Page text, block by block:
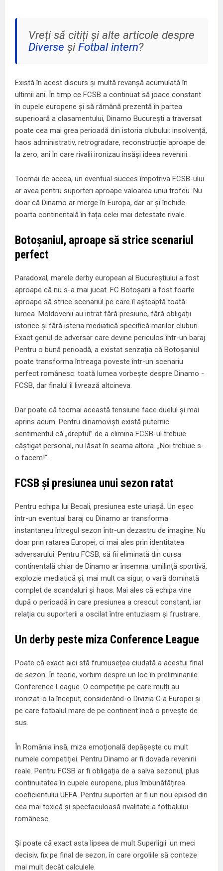
Vreți să citiți și alte articole despre
Diverse șiFotbal intern?
Există în acest discurs și multă revanșă acumulată în
ultimii ani. În timp ce FCSB a continuat să joace constant
în cupele europene și să rămână prezentă în partea
superioară a clasamentului, Dinamo București a traversat
poate cea mai grea perioadă din istoria clubului: insolvență,
haos administrativ, retrogradare, reconstrucție aproape de
la zero, ani în care rivalii ironizau însăși ideea revenirii.
Tocmai de aceea, un eventual succes împotriva FCSB-ului
ar avea pentru suporteri aproape valoarea unui trofeu. Nu
doar că Dinamo ar merge în Europa, dar ar și închide
poarta continentală în fața celei mai detestate rivale.
Botoșaniul, aproape să strice scenariul
perfect
Paradoxal, marele derby european al Bucureștiului a fost
aproape că nu s-a mai jucat. FC Botoșani a fost foarte
aproape să strice scenariul pe care îl așteaptă toată
lumea. Moldovenii au intrat fără presiune, fără obligații
istorice și fără isteria mediatică specifică marilor cluburi.
Exact genul de adversar care devine periculos într-un baraj.
Pentru o bună perioadă, a existat senzația că Botoșaniul
poate transforma întreaga poveste într-un scenariu
perfect românesc: toată lumea vorbește despre Dinamo -
FCSB, dar finalul îl livrează altcineva.
Dar poate că tocmai această tensiune face duelul și mai
aprins acum. Pentru dinamoviști există puternic
sentimentul că „dreptul” de a elimina FCSB-ul trebuie
câștigat personal, nu lăsat în seama altora. „Noi trebuie s-
o facem!”.
FCSB și presiunea unui sezon ratat
Pentru echipa lui Becali, presiunea este uriașă. Un eșec
într-un eventual baraj cu Dinamo ar transforma
instantaneu întregul sezon într-un dezastru de imagine. Nu
doar prin ratarea Europei, ci mai ales prin identitatea
adversarului. Pentru FCSB, să fii eliminată din cursa
continentală chiar de Dinamo ar însemna: umilință sportivă,
explozie mediatică și, mai mult ca sigur, o vară dominată
complet de scandaluri și haos. Mai ales că echipa vine
după o perioadă în care presiunea a crescut constant, iar
relația cu suporterii a oscilat între entuziasm și frustrare.
Un derby peste miza Conference League
Poate că exact aici stă frumusețea ciudată a acestui final
de sezon. În teorie, vorbim despre un loc în preliminariile
Conference League. O competiție pe care mulți au
ironizat-o la început, considerând-o Divizia C a Europei și
pe care fotbalul mare de pe continent încă o privește de
sus.
În România însă, miza emoțională depășește cu mult
numele competiției. Pentru Dinamo ar fi dovada revenirii
reale. Pentru FCSB ar fi obligația de a salva sezonul, plus
continuitatea în cupele europene, plus îmbunătățirea
coeficientului UEFA. Pentru suporteri ar fi un nou episod din
cea mai toxică și spectaculoasă rivalitate a fotbalului
românesc.
Și poate că exact asta lipsea de mult Superligii: un meci
decisiv, fix pe final de sezon, în care orgoliile să conteze
mai mult decât calculele.